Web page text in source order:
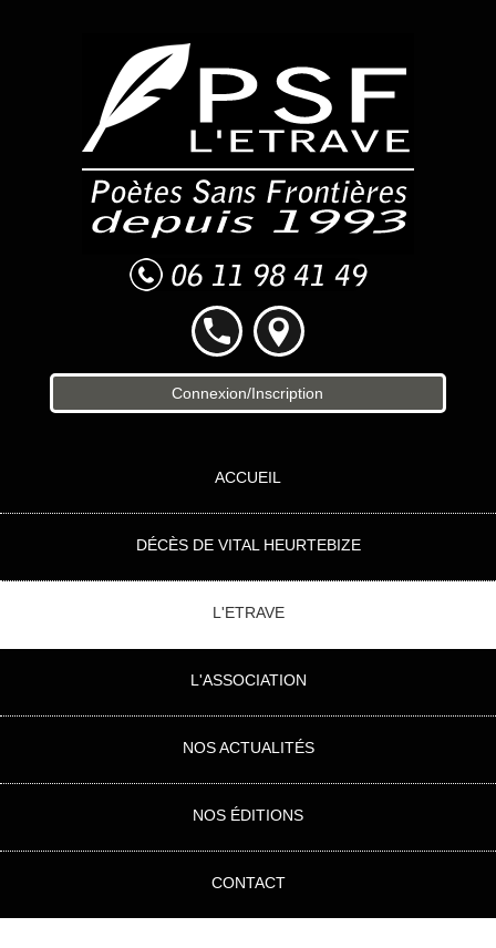
Connexion/Inscription
ACCUEIL
DÉCÈS DE VITAL HEURTEBIZE
L'ETRAVE
L'ASSOCIATION
NOS ACTUALITÉS
NOS ÉDITIONS
CONTACT